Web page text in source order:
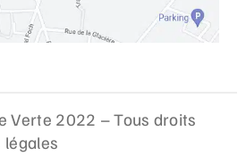
Verte 2022 – Tous droits
légales